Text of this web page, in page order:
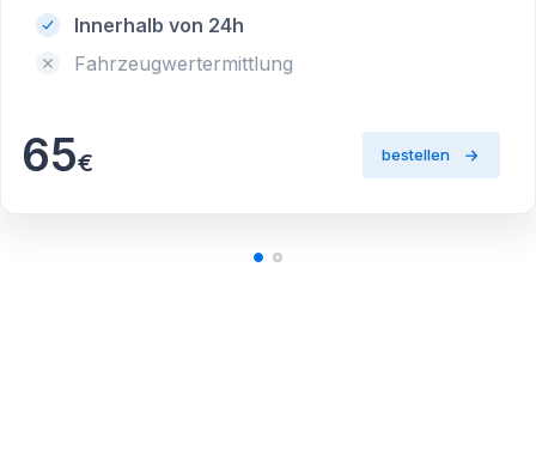
Innerhalb von 24h
Fahrzeugwertermittlung
65€ bestellen